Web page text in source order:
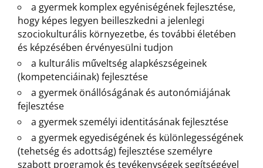
a gyermek komplex egyéniségének fejlesztése,
hogy képes legyen beilleszkedni a jelenlegi
szociokulturális környezetbe, és további életében
és képzésében érvényesülni tudjon
a kulturális műveltség alapkészségeinek
(kompetenciáinak) fejlesztése
a gyermek önállóságának és autonómiájának
fejlesztése
a gyermek személyi identitásának fejlesztése
a gyermek egyediségének és különlegességének
(tehetség és adottság) fejlesztése személyre
szabott programok és tevékenységek segítségével